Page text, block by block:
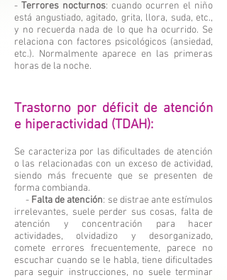
- Terrores nocturnos: cuando ocurren el niño
está angustiado, agitado, grita, llora, suda, etc.,
y no recuerda nada de lo que ha ocurrido. Se
relaciona con factores psicológicos (ansiedad,
etc.). Normalmente aparece en las primeras
horas de la noche.
Trastorno por déficit de atención
e hiperactividad (TDAH):
Se caracteriza por las dificultades de atención
o las relacionadas con un exceso de actividad,
siendo más frecuente que se presenten de
forma combianda.
- Falta de atención: se distrae ante estímulos
irrelevantes, suele perder sus cosas, falta de
atención y concentración para hacer
actividades, olvidadizo y desorganizado,
comete errores frecuentemente, parece no
escuchar cuando se le habla, tiene dificultades
para seguir instrucciones, no suele terminar